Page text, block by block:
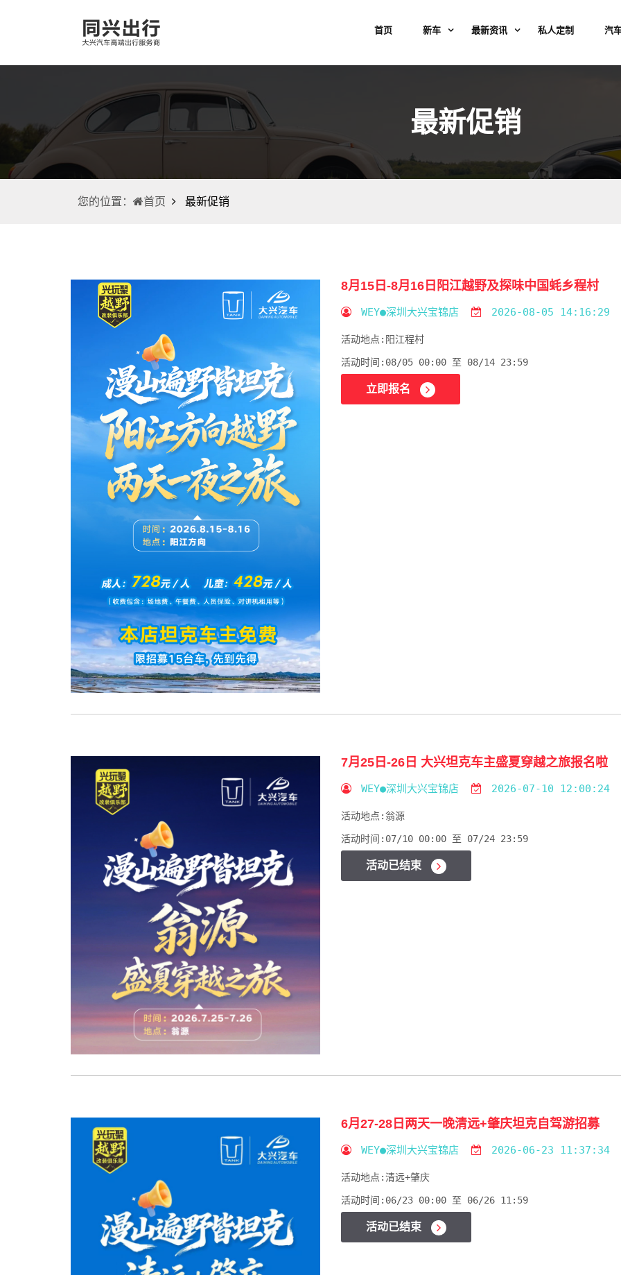
首页 新车 最新资讯 私人定制 汽
最新促销
您的位置： 首页 最新促销
8月15日-8月16日阳江越野及探味中国蚝乡程村
WEY●深圳大兴宝锦店 2026-08-05 14:16:29
活动地点: 阳江程村
活动时间: 08/05 00:00 至 08/14 23:59
立即报名
7月25日-26日 大兴坦克车主盛夏穿越之旅报名啦
WEY●深圳大兴宝锦店 2026-07-10 12:00:24
活动地点:翁源
活动时间: 07/10 00:00 至 07/24 23:59
活动已结束
6月27-28日两天一晚清远+肇庆坦克自驾游招募
WEY●深圳大兴宝锦店 2026-06-23 11:37:34
活动地点:清远+肇庆
活动时间: 06/23 00:00 至 06/26 11:59
活动已结束